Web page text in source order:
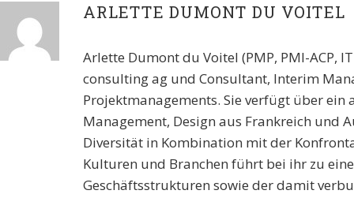
ARLETTE DUMONT DU VOITEL
Arlette Dumont du Voitel (PMP, PMI-ACP,
consulting ag und Consultant, Interim
Projektmanagements. Sie verfügt über ein
Management, Design aus Frankreich und
Diversität in Kombination mit der
Kulturen und Branchen führt bei ihr zu
Geschäftsstrukturen sowie der damit